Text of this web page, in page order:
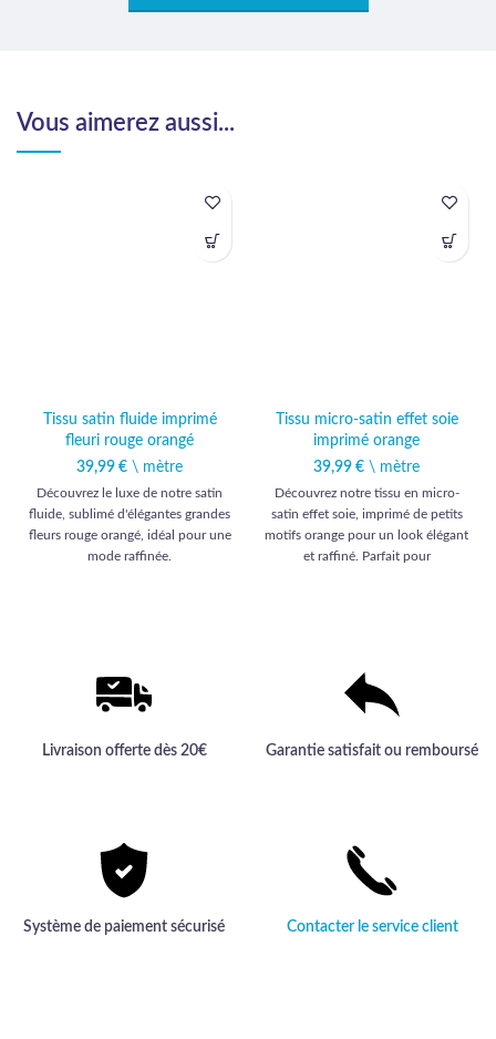
Vous aimerez aussi...
Tissu satin fluide imprimé
fleuri rouge orangé
39,99 € \ mètre
Découvrez le luxe de notre satin
fluide, sublimé d'élégantes grandes
fleurs rouge orangé, idéal pour une
mode raffinée.
Tissu micro-satin effet soie
imprimé orange
39,99 € \ mètre
Découvrez notre tissu en micro-
satin effet soie, imprimé de petits
motifs orange pour un look élégant
et raffiné. Parfait pour
Livraison offerte dès 20€ Garantie satisfait ou remboursé
Système de paiement sécurisé Contacter le service client